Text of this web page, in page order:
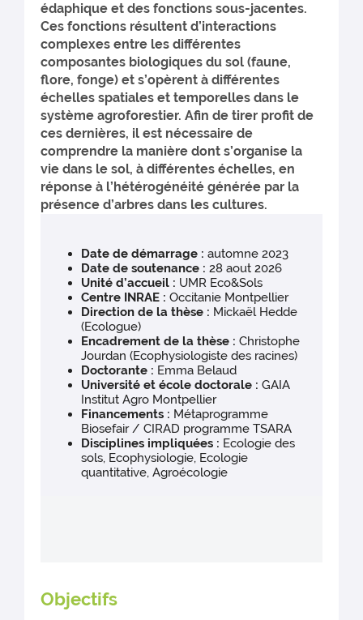
édaphique et des fonctions sous-jacentes.
Ces fonctions résultent d’interactions
complexes entre les différentes
composantes biologiques du sol (faune,
flore, fonge) et s’opèrent à différentes
échelles spatiales et temporelles dans le
système agroforestier. Afin de tirer profit de
ces dernières, il est nécessaire de
comprendre la manière dont s’organise la
vie dans le sol, à différentes échelles, en
réponse à l’hétérogénéité générée par la
présence d’arbres dans les cultures.
Date de démarrage : automne 2023
Date de soutenance : 28 aout 2026
Unité d’accueil : UMR Eco&Sols
Centre INRAE : Occitanie Montpellier
Direction de la thèse : Mickaël Hedde
(Ecologue)
Encadrement de la thèse : Christophe
Jourdan (Ecophysiologiste des racines)
Doctorante : Emma Belaud
Université et école doctorale : GAIA
Institut Agro Montpellier
Financements : Métaprogramme
Biosefair / CIRAD programme TSARA
Disciplines impliquées : Ecologie des
sols, Ecophysiologie, Ecologie
quantitative, Agroécologie
Objectifs